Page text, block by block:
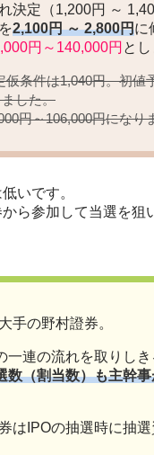
決定（1,200円 ～
2,100円 ～ 2,800円に
円～140,000円 とし
仮条件は1,040円。初値
した。
円～106,000円になり
いです。
ら参加して当選を狙
手の野村證券。
一連の流れを取りし
数（割当数）も主幹
はIPOの抽選時に抽